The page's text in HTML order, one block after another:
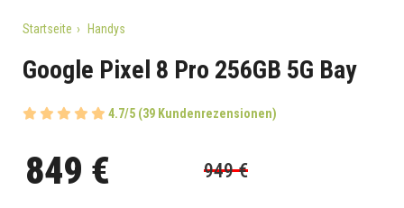
Startseite Handys
Google Pixel 8 Pro 256GB 5G Bay
4.7/5 (39 Kundenrezensionen)
849 € 949 €